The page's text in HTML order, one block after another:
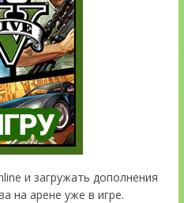
и загружать дополнения
на арене уже в игре.